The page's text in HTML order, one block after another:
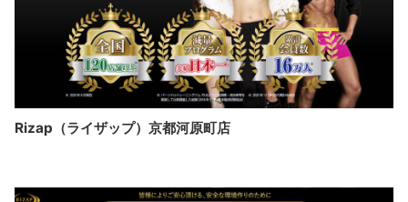
Rizap（ライザップ）京都河原町店